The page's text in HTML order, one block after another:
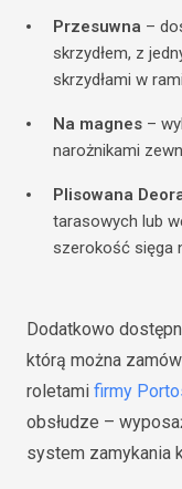
Przesuwna –
skrzydłem, z
skrzydłami w
Na magnes –
narożnikami
Plisowana
tarasowych lub
szerokość sięga
Dodatkowo
którą można
roletami firmy
obsłudze –
system zamykania